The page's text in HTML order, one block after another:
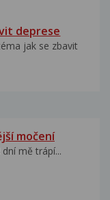
deprese
jak se zbavit
močení
mě trápí...